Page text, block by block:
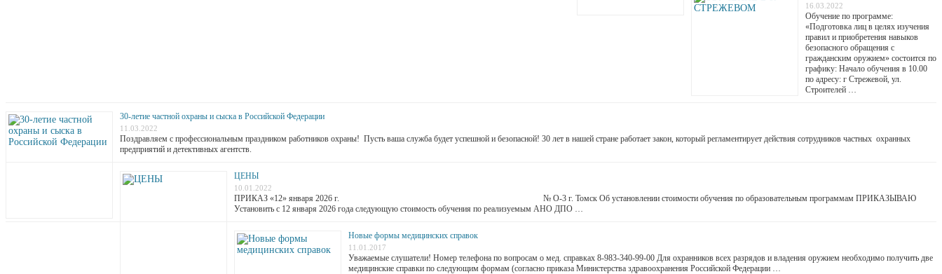
16.03.2022
Обучение по программе:
«Подготовка лиц в целях изучения
правил и приобретения навыков
безопасного обращения с
гражданским оружием» состоится по
графику: Начало обучения в 10.00
по адресу: г Стрежевой, ул.
Строителей …
30-летие частной охраны и сыска в Российской Федерации
11.03.2022
Поздравляем с профессиональным праздником работников охраны! Пусть ваша служба будет успешной и безопасной! 30 лет в нашей стране работает закон, который регламентирует действия сотрудников частных охранных
предприятий и детективных агентств.
ЦЕНЫ
10.01.2022
ПРИКАЗ «12» января 2026 г. № О-3 г. Томск Об установлении стоимости обучения по образовательным программам ПРИКАЗЫВАЮ
Установить с 12 января 2026 года следующую стоимость обучения по реализуемым АНО ДПО …
Новые формы медицинских справок
11.01.2017
Уважаемые слушатели! Номер телефона по вопросам о мед. справках 8-983-340-99-00 Для охранников всех разрядов и владения оружием необходимо получить две
медицинские справки по следующим формам (согласно приказа Министерства здравоохранения Российской Федерации …